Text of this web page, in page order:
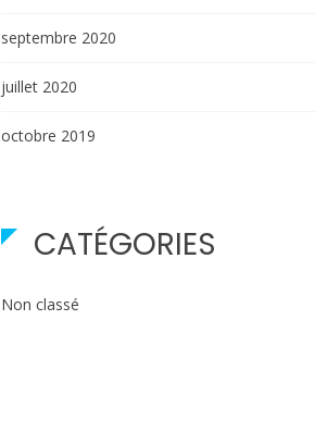
septembre 2020
juillet 2020
octobre 2019
CATÉGORIES
Non classé